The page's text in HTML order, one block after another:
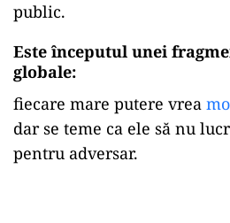
public.
Este începutul unei
globale:
fiecare mare putere vrea
dar se teme ca ele să nu
pentru adversar.